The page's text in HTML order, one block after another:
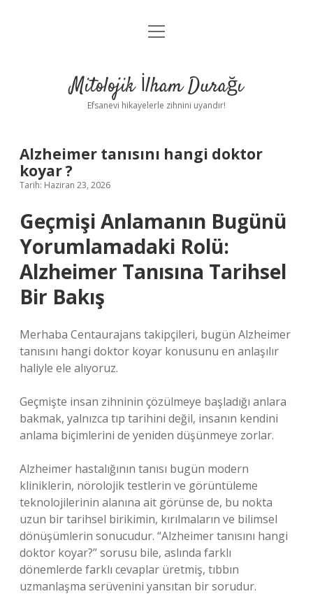
Anasayfa
Yasal Uyarı
menüyü
Mitolojik İlham Durağı
Efsanevi hikayelerle zihnini uyandır!
Alzheimer tanısını hangi doktor
koyar ?
Tarih: Haziran 23, 2026
Geçmişi Anlamanın Bugünü
Yorumlamadaki Rolü:
Alzheimer Tanısına Tarihsel
Bir Bakış
Merhaba Centaurajans takipçileri, bugün Alzheimer
tanısını hangi doktor koyar konusunu en anlaşılır
haliyle ele alıyoruz.
Geçmişte insan zihninin çözülmeye başladığı anlara
bakmak, yalnızca tıp tarihini değil, insanın kendini
anlama biçimlerini de yeniden düşünmeye zorlar.
Alzheimer hastalığının tanısı bugün modern
kliniklerin, nörolojik testlerin ve görüntüleme
teknolojilerinin alanına ait görünse de, bu nokta
uzun bir tarihsel birikimin, kırılmaların ve bilimsel
dönüşümlerin sonucudur. “Alzheimer tanısını hangi
doktor koyar?” sorusu bile, aslında farklı
dönemlerde farklı cevaplar üretmiş, tıbbın
uzmanlaşma serüvenini yansıtan bir sorudur.